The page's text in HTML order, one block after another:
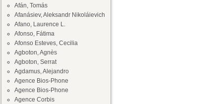
Afán, Tomás
Afanásiev, Aleksandr Nikoláievich
Afano, Laurence L.
Afonso, Fátima
Afonso Esteves, Cecilia
Agboton, Agnès
Agboton, Serrat
Agdamus, Alejandro
Agence Bios-Phone
Agence Bios-Phone
Agence Corbis